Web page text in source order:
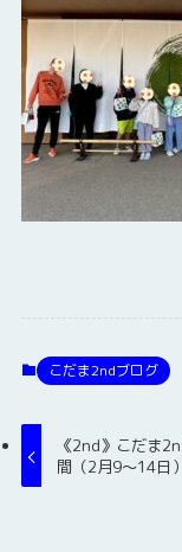
こだま2ndブログ
《2nd》こだま
間（2月9～14日）